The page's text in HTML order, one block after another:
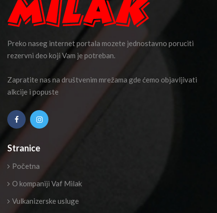
Preko naseg internet portala mozete jednostavno poruciti
rezervni deo koji Vam je potreban.
Zapratite nas na društvenim mrežama gde ćemo objavljivati
alkcije i popuste
Stranice
Početna
O kompaniji Vaf Milak
Vulkanizerske usluge